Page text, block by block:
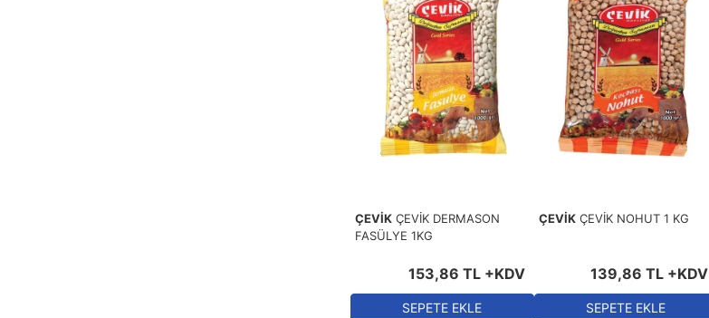
ÇEVİK ÇEVİK DERMASON
FASÜLYE 1KG
153,86 TL+KDV
SEPETE EKLE
ÇEVİK ÇEVİK NOHUT 1 KG
139,86 TL +KDV
SEPETE EKLE